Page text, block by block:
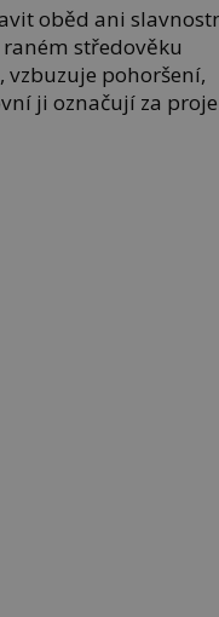
oběd ani
středověku
vzbuzuje pohoršení,
ji označují za